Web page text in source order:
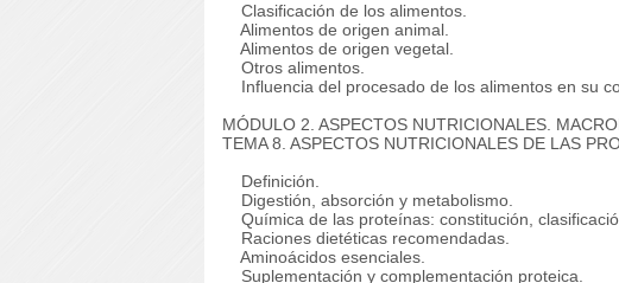
Clasificación de los alimentos.
Alimentos de origen animal.
Alimentos de origen vegetal.
Otros alimentos.
Influencia del procesado de los alimentos en su
MÓDULO 2. ASPECTOS NUTRICIONALES.
TEMA 8. ASPECTOS NUTRICIONALES DE LAS
Definición.
Digestión, absorción y metabolismo.
Química de las proteínas: constitución,
Raciones dietéticas recomendadas.
Aminoácidos esenciales.
Suplementación y complementación proteica.